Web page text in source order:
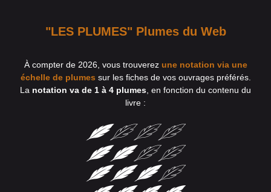
"LES PLUMES" Plumes du Web
À compter de 2026, vous trouverez une notation via une
échelle de plumes sur les fiches de vos ouvrages préférés.
La notation va de 1 à 4 plumes , en fonction du contenu du
livre :